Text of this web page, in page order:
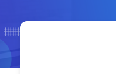
，严禁商业用途，否则自行承担后果。
(#换为@)
无任何盈利。